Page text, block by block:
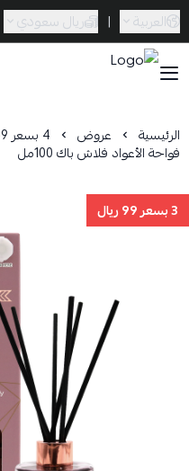
العربية | ريال سعودي
الرئيسية عروض 4 بسعر 159 ريال
فواحة الأعواد فلاش باك 100مل
3 بسعر 99 ريال